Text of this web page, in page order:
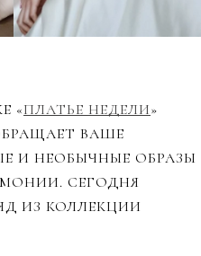
«ПЛАТЬЕ НЕДЕЛИ»
ВАШЕ
И НЕОБЫЧНЫЕ ОБРАЗЫ
СЕГОДНЯ
ИЗ КОЛЛЕКЦИИ